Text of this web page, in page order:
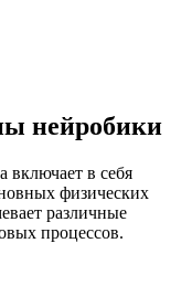
нейробики
включает в себя
физических
различные
процессов.